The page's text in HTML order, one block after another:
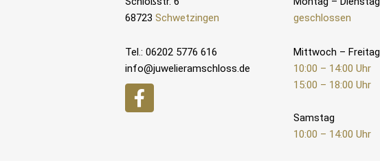
68723 Schwetzingen
Tel.: 06202 5776 616
info@juwelieramschloss.de
geschlossen
Mittwoch – Freitag
10:00 – 14:00 Uhr
15:00 – 18:00 Uhr
Samstag
10:00 – 14:00 Uhr